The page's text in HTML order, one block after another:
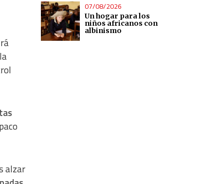
alzar
07/08/2026
Un hogar para los
niños africanos con
albinismo